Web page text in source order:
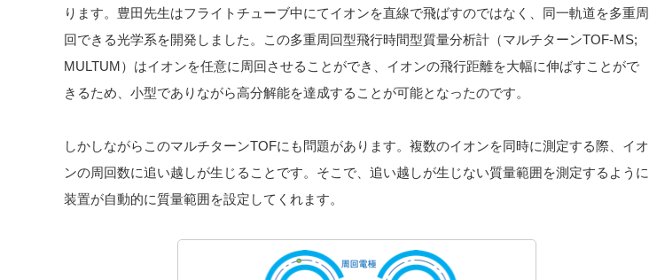
ります。豊田先生はフライトチューブ中にてイオンを直線で飛ばすのではなく、同一軌道を多重周
回できる光学系を開発しました。この多重周回型飛行時間型質量分析計（マルチターンTOF-MS;
MULTUM）はイオンを任意に周回させることができ、イオンの飛行距離を大幅に伸ばすことがで
きるため、小型でありながら高分解能を達成することが可能となったのです。
しかしながらこのマルチターンTOFにも問題があります。複数のイオンを同時に測定する際、イオ
ンの周回数に追い越しが生じることです。そこで、追い越しが生じない質量範囲を測定するように
装置が自動的に質量範囲を設定してくれます。